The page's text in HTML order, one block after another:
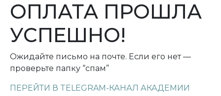
ОПЛАТА ПРОШЛА
УСПЕШНО!
Ожидайте письмо на почте. Если его нет —
проверьте папку “спам”
ПЕРЕЙТИ В TELEGRAM-КАНАЛ АКАДЕМИИ